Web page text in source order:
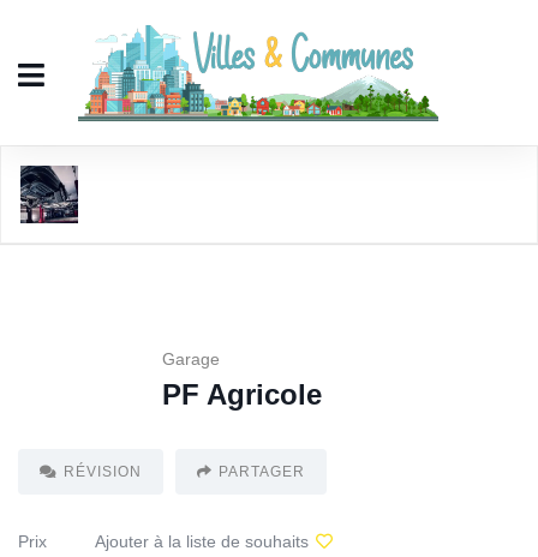
Garage
PF Agricole
RÉVISION PARTAGER
Prix Ajouter à la liste de souhaits